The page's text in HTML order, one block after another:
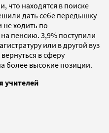
что находятся в поиске
дать себе передышку
не ходить по
пенсию. 3,9% поступили
или в другой вуз
в сферу
более высокие позиции.
учителей